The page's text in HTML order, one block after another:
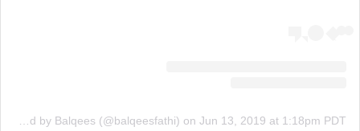
on Jun 13, 2019 at 1:18pm PDT